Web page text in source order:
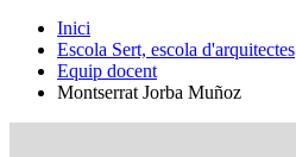
Inici
Escola Sert, escola d'arquitectes
Equip docent
Montserrat Jorba Muñoz